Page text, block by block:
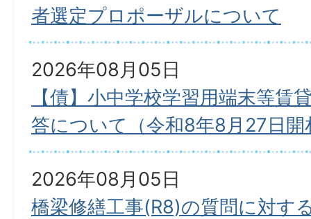
者選定プロポーザルについて
2026年08月05日
【債】小中学校学習用端末等賃
答について（令和8年8月27日開
2026年08月05日
橋梁修繕工事(R8)の質問に対す